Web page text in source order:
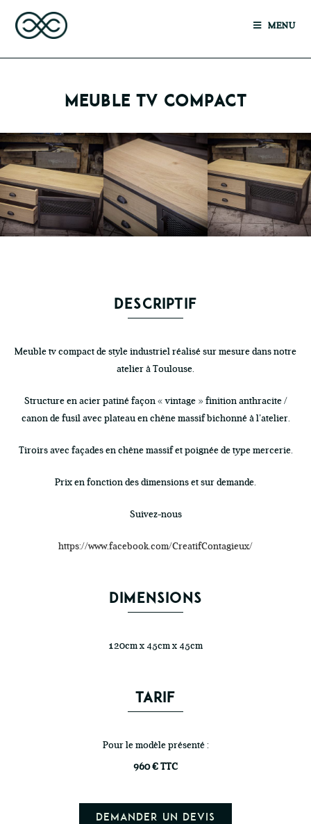
MENU
MEUBLE TV COMPACT
DESCRIPTIF
Meuble tv compact de style industriel réalisé sur mesure dans notre
atelier à Toulouse.
Structure en acier patiné façon « vintage » finition anthracite /
canon de fusil avec plateau en chêne massif bichonné à l’atelier.
Tiroirs avec façades en chêne massif et poignée de type mercerie.
Prix en fonction des dimensions et sur demande.
Suivez-nous
https://www.facebook.com/CreatifContagieux/
DIMENSIONS
120cm x 45cm x 45cm
TARIF
Pour le modèle présenté :
960 € TTC
Demander un devis